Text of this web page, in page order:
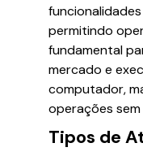
permitindo
fundamental
mercado e
computador,
operações
Tipos de